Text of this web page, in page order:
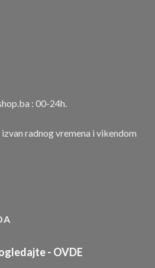
: 00-24h.
radnog vremena i vikendom
- OVDE